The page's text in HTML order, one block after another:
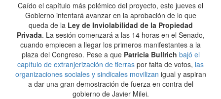
Caído el capítulo más polémico del proyecto, este jueves el
Gobierno intentará avanzar en la aprobación de lo que
queda de la Ley de Inviolabilidad de la Propiedad
Privada. La sesión comenzará a las 14 horas en el Senado,
cuando empiecen a llegar los primeros manifestantes a la
plaza del Congreso. Pese a que Patricia Bullrich bajó el
capítulo de extranjerización de tierras por falta de votos, las
organizaciones sociales y sindicales movilizan igual y aspiran
a dar una gran demostración de fuerza en contra del
gobierno de Javier Milei.